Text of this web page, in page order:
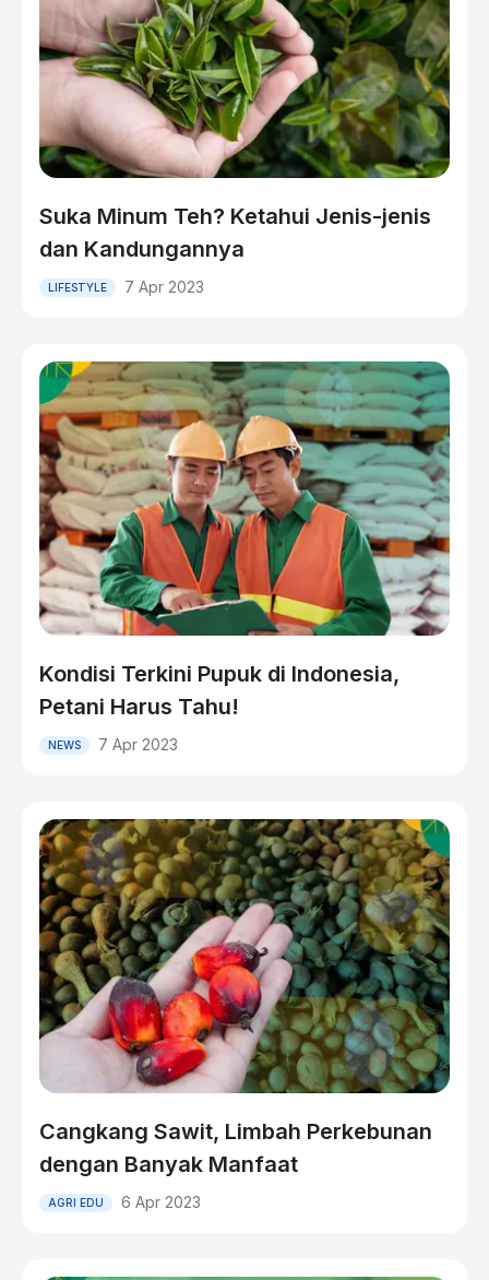
Suka Minum Teh? Ketahui Jenis-jenis
dan Kandungannya
LIFESTYLE 7 Apr 2023
Kondisi Terkini Pupuk di Indonesia,
Petani Harus Tahu!
NEWS 7 Apr 2023
Cangkang Sawit, Limbah Perkebunan
dengan Banyak Manfaat
AGRI EDU 6 Apr 2023